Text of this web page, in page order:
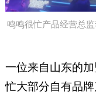
鸣鸣很忙产品经营总
一位来自山东的
忙大部分自有品